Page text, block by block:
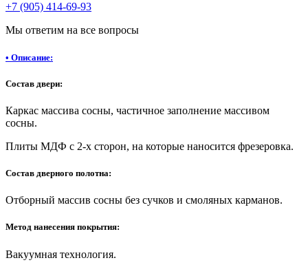
+7 (905) 414-69-93
Мы ответим на все вопросы
• Описание:
Состав двери:
Каркас массива сосны, частичное заполнение массивом
сосны.
Плиты МДФ с 2-х сторон, на которые наносится фрезеровка.
Состав дверного полотна:
Отборный массив сосны без сучков и смоляных карманов.
Метод нанесения покрытия:
Вакуумная технология.